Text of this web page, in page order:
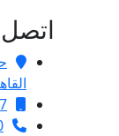
اتصل